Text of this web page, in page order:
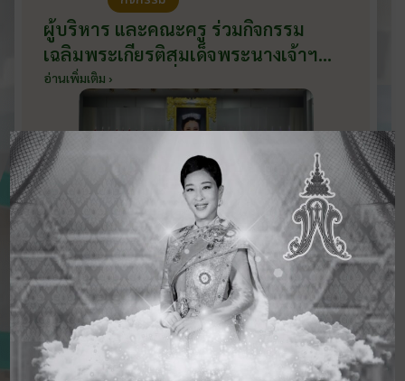
ผู้บริหาร และคณะครู ร่วมกิจกรรม
เฉลิมพระเกียรติสมเด็จพระนางเจ้าฯ
พระบรมราชินี เนื่องในโอกาสวันเฉลิม
พระชนมพรรษา กับหน่วยงานอำเภอ
เมืองบ้านโป่ง ณ ศาลาประชาคมริมน้ำ
วันที่ 3 มิถุนายน 2569
อ่านเพิ่มเติม ›
ดูข่าวสารทั้งหมด